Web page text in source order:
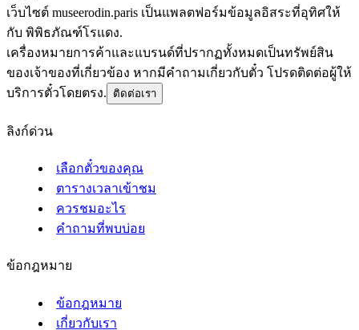
เว็บไซต์ museerodin.paris เป็นแพลตฟอร์มข้อมูลอิสระที่อุทิศให้
กับ พิพิธภัณฑ์โรแดง.
เครื่องหมายการค้าและแบรนด์ที่ปรากฏทั้งหมดเป็นทรัพย์สิน
ของเจ้าของที่เกี่ยวข้อง หากมีคำถามเกี่ยวกับตั๋ว โปรดติดต่อผู้ให้
บริการตั๋วโดยตรง.
ติดต่อเรา
ลิงก์ด่วน
เลือกตั๋วของคุณ
ตารางเวลาเข้าชม
ควรชมอะไร
คำถามที่พบบ่อย
ข้อกฎหมาย
ข้อกฎหมาย
เกี่ยวกับเรา